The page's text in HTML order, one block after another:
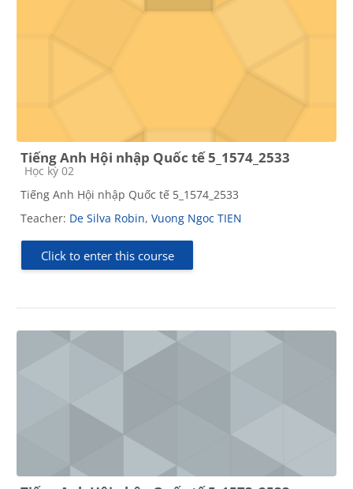
Tiếng Anh Hội nhập Quốc tế 5_1574_2533
Course category
Học kỳ 02
Tiếng Anh Hội nhập Quốc tế 5_1574_2533
Teacher: De Silva Robin, Vuong Ngoc TIEN
Click to enter this course